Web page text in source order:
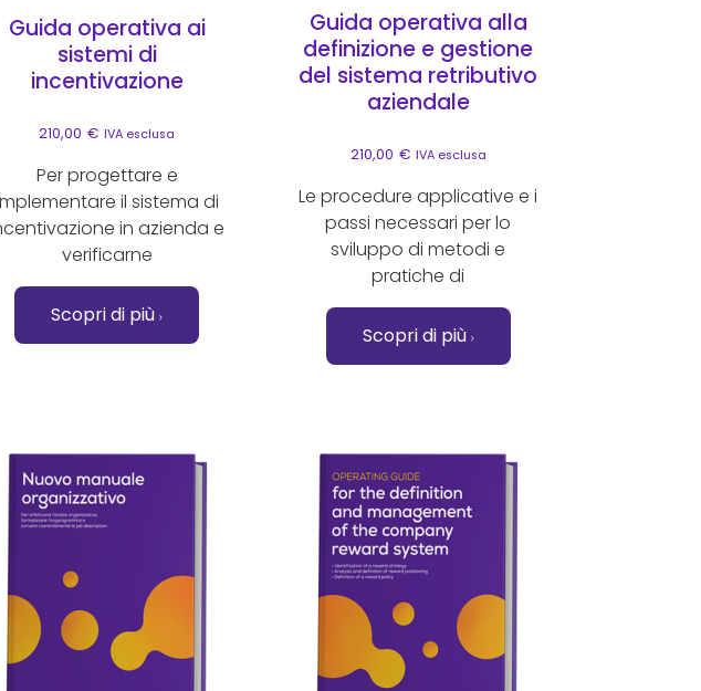
a 2.890,00€
Guida operativa ai
sistemi di
incentivazione
210,00 € IVA esclusa
Per progettare e
il sistema di
in azienda e
verificarne
Scopri di più
Guida operativa alla
definizione e gestione
del sistema retributivo
aziendale
210,00 € IVA esclusa
Le procedure applicative e i
passi necessari per lo
sviluppo di metodi e
pratiche di
Scopri di più
possono essere scelte nella pagina del prodotto
prodotto ha più varianti. Le opzioni possono essere scelte nella pagina del
Questo prodotto ha più varianti. Le opzioni